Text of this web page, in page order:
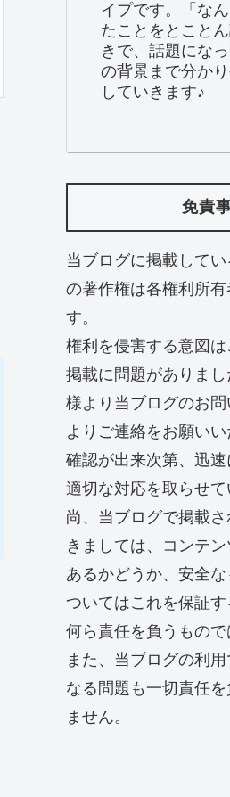
イプです。「な
たことをとこと
きで、話題にな
の背景まで分か
していきます♪
免責
当ブログに掲載して
の著作権は各権利所
す。
権利を侵害する意図
掲載に問題がありま
様より当ブログのお
よりご連絡をお願いい
確認が出来次第、迅速
適切な対応を取らせて
尚、当ブログで掲載
きましては、コンテ
あるかどうか、安全
ついてはこれを保証す
何ら責任を負うもので
また、当ブログの利
なる問題も一切責任
ません。